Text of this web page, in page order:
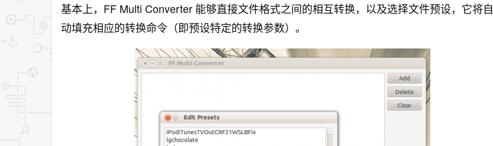
基本上，FF Multi Converter 能够直接文件格式之间的相互转换，以及选择文件预设，它将自
动填充相应的转换命令（即预设特定的转换参数）。